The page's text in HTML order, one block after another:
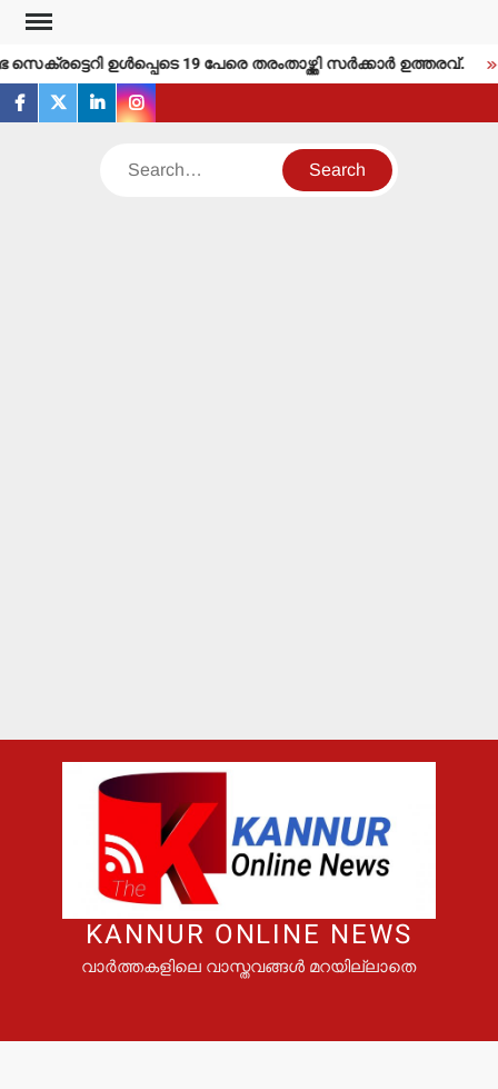
Skip
content
ഉള്‍പ്പെടെ 19 പേരെ തരംതാഴ്ത്തി സര്‍ക്കാര്‍ ഉത്തരവ്.
facebook
twitterlinkedininstagram
Search
KANNUR ONLINE NEWS
വാർത്തകളിലെ വാസ്തവങ്ങൾ മറയില്ലാതെ